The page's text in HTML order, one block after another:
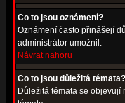
Co to jsou oznámení?
Oznámení často přinášejí
administrátor umožnil.
Návrat nahoru
Co to jsou důležitá témata?
Důležitá témata se